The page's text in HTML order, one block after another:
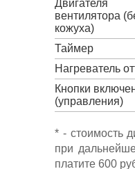
Двигателя
вентилятора
кожуха)
Таймер
Нагреватель
Кнопки
(управления)
* - стоимость
при
платите 600